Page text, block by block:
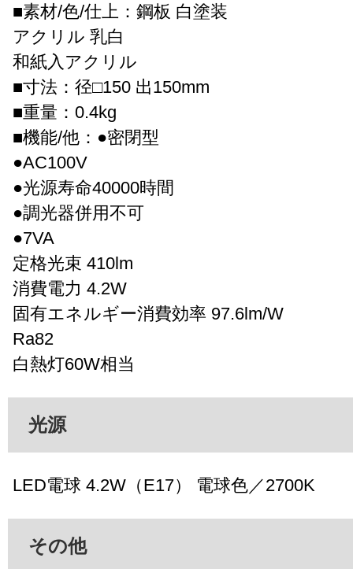
■素材/色/仕上：鋼板 白塗装
アクリル 乳白
和紙入アクリル
■寸法：径□150 出150mm
■重量：0.4kg
■機能/他：●密閉型
●AC100V
●光源寿命40000時間
●調光器併用不可
●7VA
定格光束 410lm
消費電力 4.2W
固有エネルギー消費効率 97.6lm/W
Ra82
白熱灯60W相当
光源
LED電球 4.2W（E17） 電球色／2700K
その他